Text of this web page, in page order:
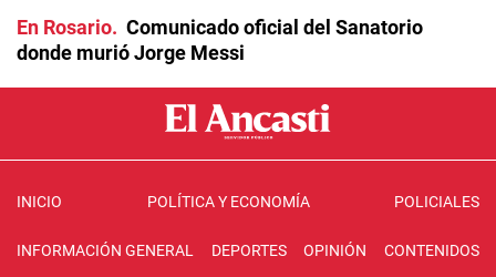
En Rosario
Comunicado oficial del Sanatorio
donde murió Jorge Messi
INICIO POLÍTICA Y ECONOMÍA POLICIALES
INFORMACIÓN GENERAL DEPORTES OPINIÓN CONTENIDOS